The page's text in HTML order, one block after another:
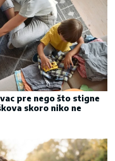
pre nego što stigne
skoro niko ne